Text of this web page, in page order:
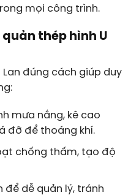
mọi công trình.
thép hình U
Lan đúng cách giúp duy
mưa nắng, kê cao
đỡ để thoáng khí.
chống thấm, tạo độ
để dễ quản lý, tránh